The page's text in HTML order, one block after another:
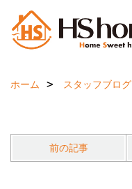
ホーム スタッフブログ
前の記事